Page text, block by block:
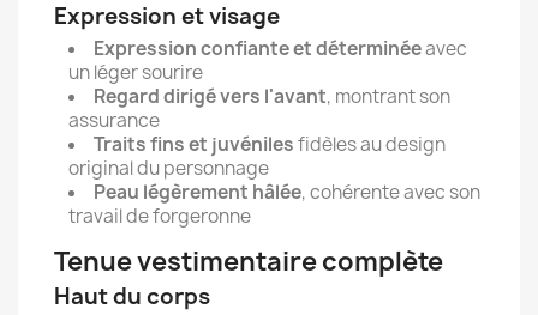
Expression et visage
Expression confiante et déterminéeavec
un léger sourire
Regard dirigé vers l'avant, montrant son
assurance
Traits fins et juvénilesfidèles au design
original du personnage
Peau légèrement hâlée, cohérente avec son
travail de forgeronne
Tenue vestimentaire complète
Haut du corps